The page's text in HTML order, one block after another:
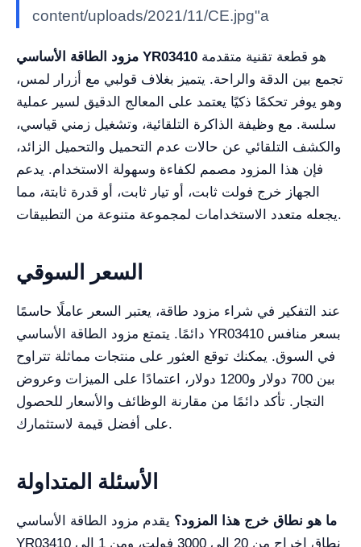
content/uploads/2021/11/CE.jpg"a
مزود الطاقة الأساسي YR03410
تجمع بين الدقة والراحة. يتميز بغلاف قولبي مع أزرار لمس،
وهو يوفر تحكمًا ذكيًا يعتمد على المعالج الدقيق لسير عملية
سلسة. مع وظيفة الذاكرة التلقائية، وتشغيل زمني قياسي،
والكشف التلقائي عن حالات عدم التحميل والتحميل الزائد،
فإن هذا المزود مصمم لكفاءة وسهولة الاستخدام. يدعم
الجهاز خرج فولت ثابت، أو تيار ثابت، أو قدرة ثابتة، مما
يجعله متعدد الاستخدامات لمجموعة متنوعة من التطبيقات.
السعر السوقي
عند التفكير في شراء مزود طاقة، يعتبر السعر عاملًا حاسمًا
دائمًا. يتمتع مزود الطاقة الأساسي YR03410 بسعر منافس
في السوق. يمكنك توقع العثور على منتجات مماثلة تتراوح
بين 700 دولار و1200 دولار، اعتمادًا على الميزات وعروض
التجار. تأكد دائمًا من مقارنة الوظائف والأسعار للحصول
على أفضل قيمة لاستثمارك.
الأسئلة المتداولة
ما هو نطاق خرج هذا المزود؟ يقدم مزود الطاقة الأساسي
YR03410 نطاق إخراج من 20 إلى 3000 فولت، ومن 1 إلى